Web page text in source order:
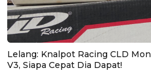
Lelang: Knalpot Racing CLD
V3, Siapa Cepat Dia Dapat!